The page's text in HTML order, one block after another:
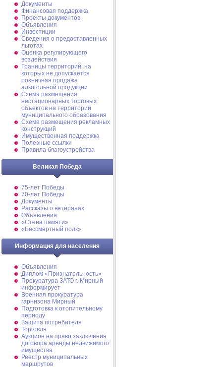
Документы
Финансовая поддержка
Проекты документов
Объявления
Инвестиции
Сведения о предоставленных
льготах
Оценка регулирующего
воздействия
Границы территорий, на
которых не допускается
розничная продажа
алкогольной продукции
Схема размещения
нестационарных торговых
объектов на территории
муниципального образования
Схема размещения рекламных
конструкций
Имущественная поддержка
Полезные ссылки
Правила благоустройства
Великая Победа
75-лет Победы
70-лет Победы
Документы
Рассказы о ветеранах
Объявления
«Стена памяти»
«Бессмертный полк»
Информация для населения
Объявления
Диплом «Признательность»
Прокуратура ЗАТО г. Мирный
информирует
Военная прокуратура
гарнизона Мирный
Подготовка к отопительному
периоду
Защита потребителя
Торговля
Аукцион на право заключения
договора аренды недвижимого
имущества
Реестр муниципальных
маршрутов